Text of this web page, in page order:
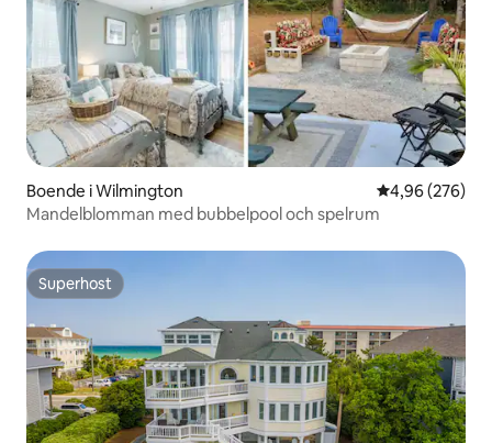
Boende i Wilmington 4,96 av 5 i
4,96 (276)
Mandelblomman med bubbelpool och spelrum
Superhost
Superhost